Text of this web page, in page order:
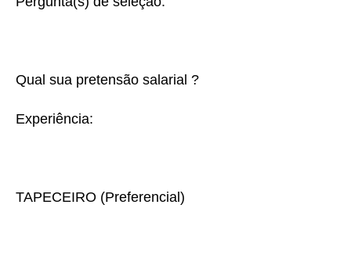
Qual sua pretensão salarial ?
Experiência:
TAPECEIRO (Preferencial)